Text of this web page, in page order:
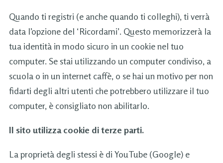
Quando ti registri (e anche quando ti colleghi), ti verrà
data l’opzione del ‘Ricordami’. Questo memorizzerà la
tua identità in modo sicuro in un cookie nel tuo
computer. Se stai utilizzando un computer condiviso, a
scuola o in un internet caffè, o se hai un motivo per non
fidarti degli altri utenti che potrebbero utilizzare il tuo
computer, è consigliato non abilitarlo.
Il sito utilizza cookie di terze parti.
La proprietà degli stessi è di YouTube (Google) e